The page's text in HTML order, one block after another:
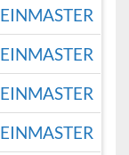
EINMASTER
EINMASTER
EINMASTER
EINMASTER